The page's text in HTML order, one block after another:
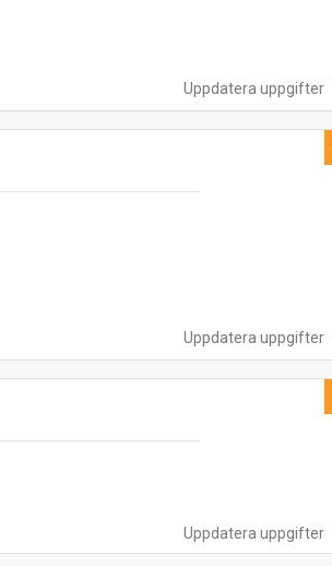
Uppdatera uppgifter
Uppdatera uppgifter
Uppdatera uppgifter